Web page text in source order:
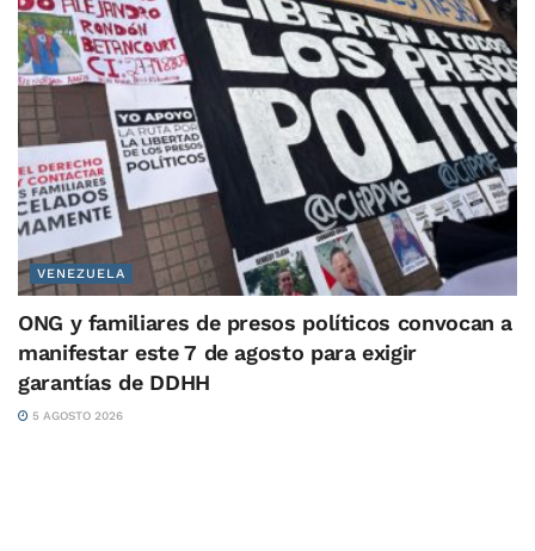
VENEZUELA
ONG y familiares de presos políticos convocan a
manifestar este 7 de agosto para exigir
garantías de DDHH
5 AGOSTO 2026